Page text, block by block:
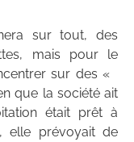
sur tout, des
mais pour le
sur des «
que la société ait
était prêt à
elle prévoyait de